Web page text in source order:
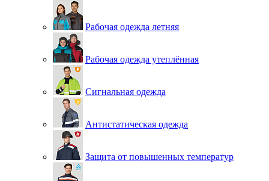
Рабочая одежда летняя
Рабочая одежда утеплённая
Сигнальная одежда
Антистатическая одежда
Защита от повышенных температур